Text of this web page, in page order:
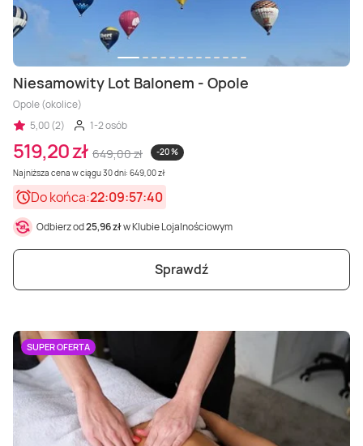
Niesamowity Lot Balonem - Opole
Opole (okolice)
5,00 (2)
1-2 osób
519,20 zł 649,00 zł
-20 %
Najniższa cena w ciągu 30 dni: 649,00 zł
Do końca:22:09:57:38
Odbierz od25,96 złw Klubie Lojalnościowym
Sprawdź
SUPER OFERTA